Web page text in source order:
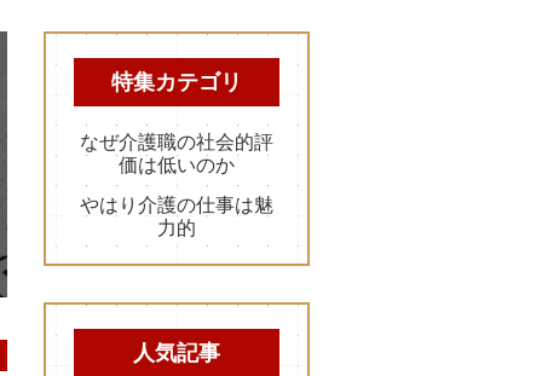
特集カテゴリ
なぜ介護職の社会的評
価は低いのか
やはり介護の仕事は魅
力的
人気記事